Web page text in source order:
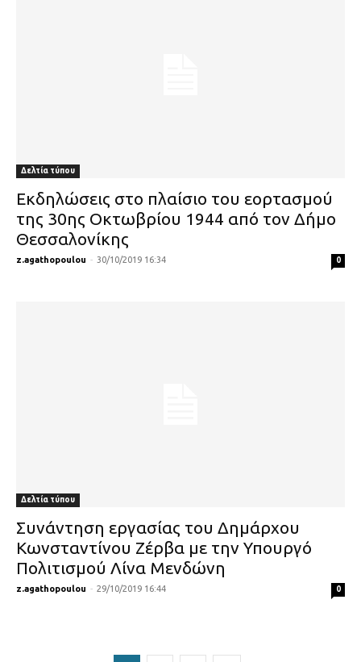
Δελτία τύπου
Εκδηλώσεις στο πλαίσιο του εορτασμού
της 30ης Οκτωβρίου 1944 από τον Δήμο
Θεσσαλονίκης
z.agathopoulou - 30/10/2019 16:34 0
Δελτία τύπου
Συνάντηση εργασίας του Δημάρχου
Κωνσταντίνου Ζέρβα με την Υπουργό
Πολιτισμού Λίνα Μενδώνη
z.agathopoulou - 29/10/2019 16:44 0